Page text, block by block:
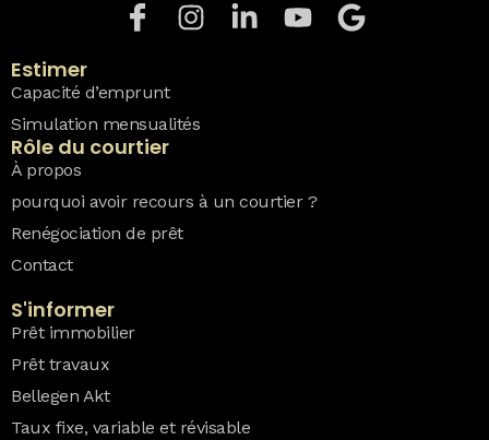
Estimer
Capacité d’emprunt
Simulation mensualités
Rôle du courtier
À propos
pourquoi avoir recours à un courtier ?
Renégociation de prêt
Contact
S'informer
Prêt immobilier
Prêt travaux
Bellegen Akt
Taux fixe, variable et révisable